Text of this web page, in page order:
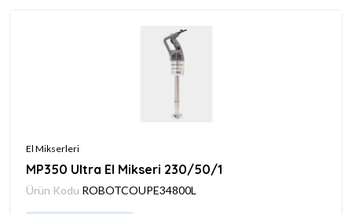
El Mikserleri
MP350 Ultra El Mikseri 230/50/1
Ürün Kodu ROBOTCOUPE34800L